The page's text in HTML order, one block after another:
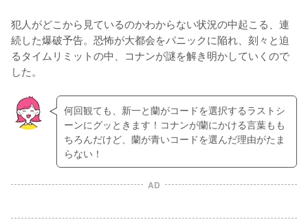
犯人がどこから見ているのかわからない状況の中起こる、連
続した爆破予告。恐怖が大都会をパニックに陥れ、刻々と迫
るタイムリミットの中、コナンが謎を解き明かしていくので
した。
何回観ても、新一と蘭がコードを選択するラストシ
ーンにグッときます！コナンが蘭にかける言葉もも
ちろんだけど、蘭が青いコードを選んだ理由がたま
らない！
AD